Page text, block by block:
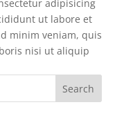
adipisicing
ut labore et
minim veniam, quis
nisi ut aliquip
Search